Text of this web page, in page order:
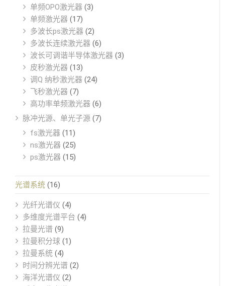
单频OPO激光器 (3)
单频激光器 (17)
多波长ps激光器 (2)
多波长连续激光器 (6)
波长可调谐半导体激光器 (3)
皮秒激光器 (13)
调Q 纳秒激光器 (24)
飞秒激光器 (7)
高功率单频激光器 (6)
脉冲光源、单光子源 (7)
fs激光器 (11)
ns激光器 (25)
ps激光器 (15)
光谱系统 (16)
光纤光谱仪 (4)
多维度光谱平台 (4)
拉曼光谱 (9)
拉曼积分球 (1)
拉曼系统 (4)
时间分辨光谱 (2)
海洋光谱仪 (2)